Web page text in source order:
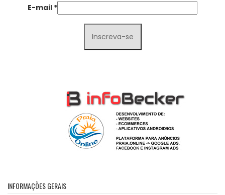
E-mail *
INFORMAÇÕES GERAIS